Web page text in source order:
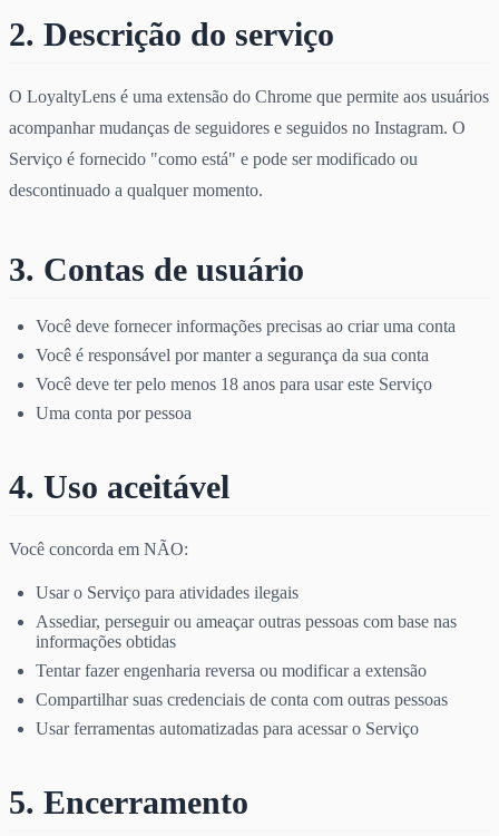
2. Descrição do serviço
O LoyaltyLens é uma extensão do Chrome que permite aos usuários
acompanhar mudanças de seguidores e seguidos no Instagram. O
Serviço é fornecido "como está" e pode ser modificado ou
descontinuado a qualquer momento.
3. Contas de usuário
Você deve fornecer informações precisas ao criar uma conta
Você é responsável por manter a segurança da sua conta
Você deve ter pelo menos 18 anos para usar este Serviço
Uma conta por pessoa
4. Uso aceitável
Você concorda em NÃO:
Usar o Serviço para atividades ilegais
Assediar, perseguir ou ameaçar outras pessoas com base nas
informações obtidas
Tentar fazer engenharia reversa ou modificar a extensão
Compartilhar suas credenciais de conta com outras pessoas
Usar ferramentas automatizadas para acessar o Serviço
5. Encerramento